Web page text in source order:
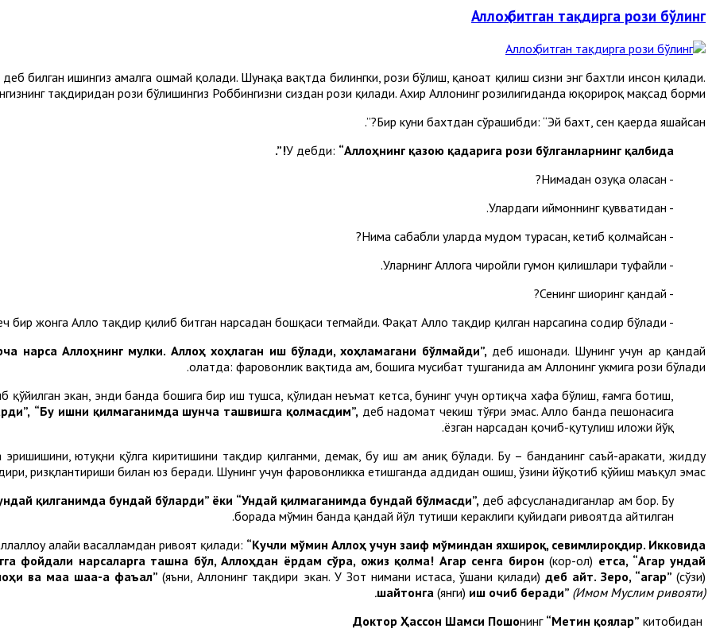
Аллоҳ битган тақдирга рози бўлинг
билган ишингиз амалга ошмай қолади. Шунақа вақтда билингки, рози бўлиш, қаноат қилиш сизни энг бахтли инсон қилади.
тақдиридан рози бўлишингиз Роббингизни сиздан рози қилади. Ахир Аллоҳнинг розилигиданда юқорироқ мақсад борми?!
Бир куни бахтдан сўрашибди: “Эй бахт, сен қаерда яшайсан?”.
У дебди: “Аллоҳнинг қазою қадарига рози бўлганларнинг қалбида!”
.
- Нимадан озуқа оласан?
- Улардаги иймоннинг қувватидан.
- Нима сабабли уларда мудом турасан, кетиб қолмайсан?
- Уларнинг Аллоҳга чиройли гумон қилишлари туфайли.
- Сенинг шиоринг қандай?
- Ҳеч бир жонга Аллоҳ тақдир қилиб битган нарсадан бошқаси тегмайди. Фақат Аллоҳ тақдир қилган нарсагина содир бўлади.
нарса Аллоҳнинг мулки. Аллоҳ хоҳлаган иш бўлади, хоҳламагани бўлмайди”, деб ишонади. Шунинг учун ҳар қандай
ҳолатда: фаровонлик вақтида ҳам, бошига мусибат тушганида ҳам Аллоҳнинг ҳукмига рози бўлади.
қўйилган экан, энди банда бошига бир иш тушса, қўлидан неъмат кетса, бунинг учун ортиқча хафа бўлиш, ғамга ботиш,
“Бу ишни қилмаганимда шунча ташвишга қолмасдим”, деб надомат чекиш тўғри эмас. Аллоҳ банда пешонасига
ёзган нарсадан қочиб-қутулиш иложи йўқ.
ютуқни қўлга киритишини тақдир қилганми, демак, бу иш ҳам аниқ бўлади. Бу – банданинг саъй-ҳаракати, жидду
ризқлантириши билан юз беради. Шунинг учун фаровонликка етишганда ҳаддидан ошиш, ўзини йўқотиб қўйиш маъқул эмас.
қилганимда бундай бўларди” ёки “Ундай қилмаганимда бундай бўлмасди”, деб афсусланадиганлар ҳам бор. Бу
борада мўмин банда қандай йўл тутиши кераклиги қуйидаги ривоятда айтилган.
алайҳи васалламдан ривоят қилади: “Кучли мўмин Аллоҳ учун заиф мўминдан яхшироқ, севимлироқдир. Икковида
фойдали нарсаларга ташна бўл, Аллоҳдан ёрдам сўра, ожиз қолма! Агар сенга бирон(кор-ҳол) етса, “Агар ундай
ва маа шаа-а фаъал”(яъни, Аллоҳнинг тақдири экан. У Зот нимани истаса, ўшани қилади) деб айт. Зеро, “агар”(сўзи)
шайтонга (янги) иш очиб беради” (Имом Муслим ривояти).
Доктор Ҳассон Шамси Пошонинг “Метин қоялар” китобидан